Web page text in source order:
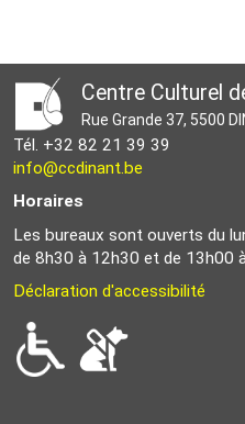
Centre Culturel
Rue Grande 37, 5500
Tél. +32 82 21 39 39
info@ccdinant.be
Horaires
Les bureaux sont ouverts du
de 8h30 à 12h30 et de 13h00
Déclaration d'accessibilité